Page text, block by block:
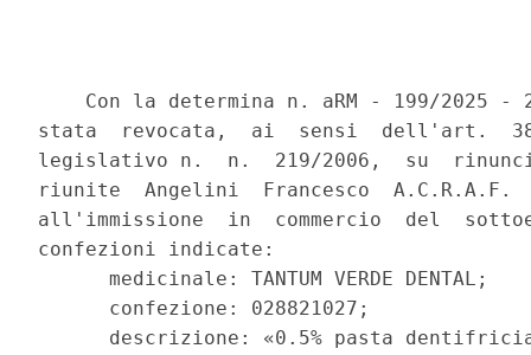
Con la determina n. aRM - 199/2025 -
stata  revocata,  ai  sensi  dell'art.
legislativo n.  n.  219/2006,  su
riunite  Angelini  Francesco
all'immissione  in  commercio  del
confezioni indicate:
      medicinale: TANTUM VERDE DENTAL;
      confezione: 028821027;
descrizione: «0.5% pasta